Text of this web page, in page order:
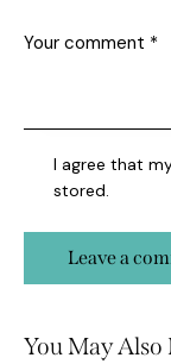
I agree that
stored.
You May Also